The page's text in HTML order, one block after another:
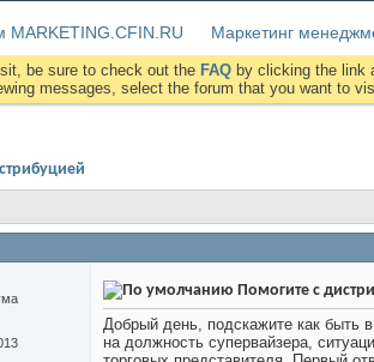
MARKETING.CFIN.RU Маркетинг
be sure to check out the FAQ by clicking the link
messages, select the forum that you want to
Помогите с
Добрый день, подскажите как быть
на должность супервайзера,